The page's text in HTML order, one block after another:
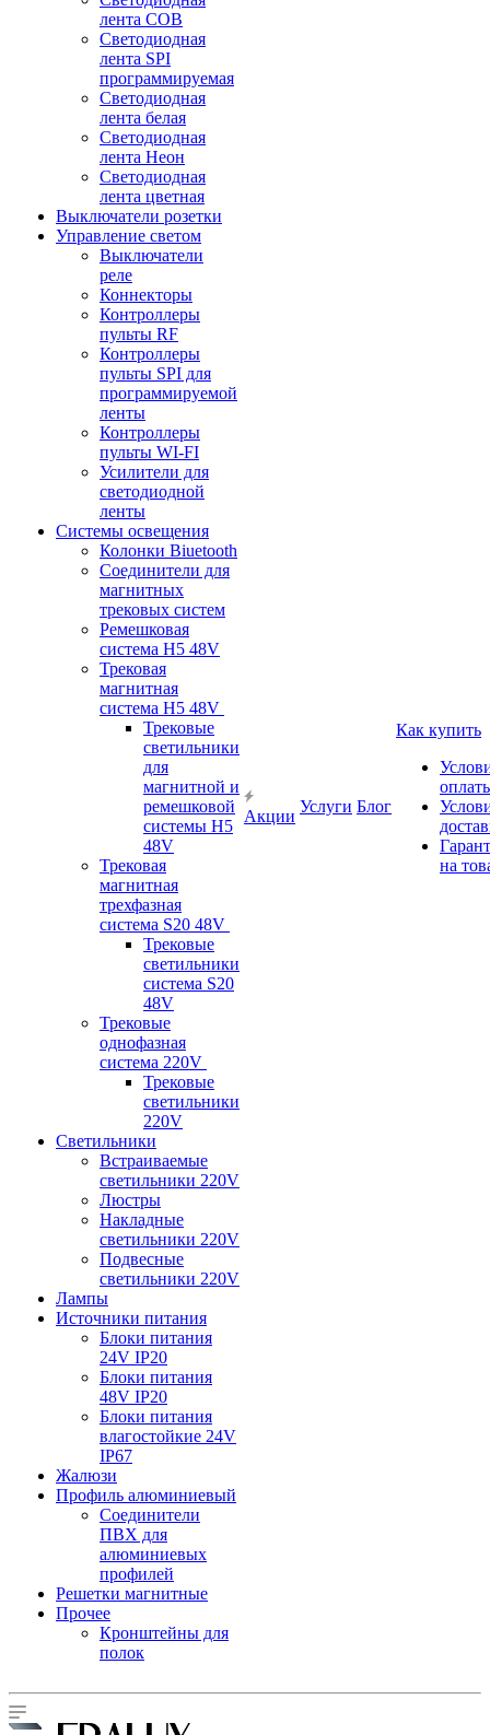
лента COB
Светодиодная
лента SPI
программируемая
Светодиодная
лента белая
Светодиодная
лента Неон
Светодиодная
лента цветная
Выключатели розетки
Управление светом
Выключатели
реле
Коннекторы
Контроллеры
пульты RF
Контроллеры
пульты SPI для
программируемой
ленты
Контроллеры
пульты WI-FI
Усилители для
светодиодной
ленты
Системы освещения
Колонки Biuetooth
Соединители для
магнитных
трековых систем
Ремешковая
система H5 48V
Трековая
магнитная
система H5 48V
Трековые
светильники
для
магнитной и
ремешковой
системы H5
48V
Трековая
магнитная
трехфазная
система S20 48V
Трековые
светильники
система S20
48V
Трековые
однофазная
система 220V
Трековые
светильники
220V
Светильники
Встраиваемые
светильники 220V
Люстры
Накладные
светильники 220V
Подвесные
светильники 220V
Лампы
Источники питания
Блоки питания
24V IP20
Блоки питания
48V IP20
Блоки питания
влагостойкие 24V
IP67
Жалюзи
Профиль алюминиевый
Соединители
ПВХ для
алюминиевых
профилей
Решетки магнитные
Прочее
Кронштейны для
полок
Акции
Услуги Блог
Как купить
на